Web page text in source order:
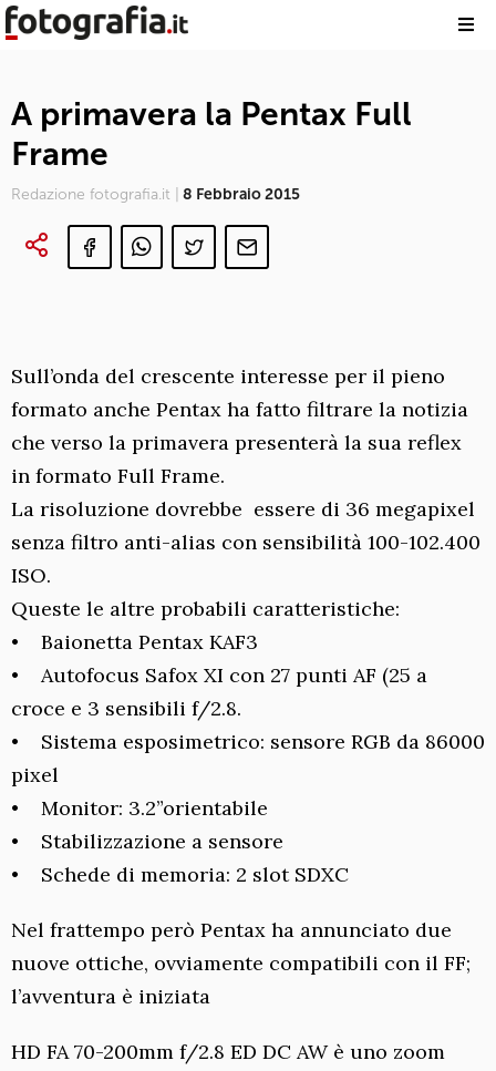
A primavera la Pentax Full
Frame
Redazione fotografia.it | 8 Febbraio 2015
Sull’onda del crescente interesse per il pieno
formato anche Pentax ha fatto filtrare la notizia
che verso la primavera presenterà la sua reflex
in formato Full Frame.
La risoluzione dovrebbe essere di 36 megapixel
senza filtro anti-alias con sensibilità 100-102.400
ISO.
Queste le altre probabili caratteristiche:
• Baionetta Pentax KAF3
• Autofocus Safox XI con 27 punti AF (25 a
croce e 3 sensibili f/2.8.
• Sistema esposimetrico: sensore RGB da 86000
pixel
• Monitor: 3.2”orientabile
• Stabilizzazione a sensore
• Schede di memoria: 2 slot SDXC
Nel frattempo però Pentax ha annunciato due
nuove ottiche, ovviamente compatibili con il FF;
l’avventura è iniziata
HD FA 70-200mm f/2.8 ED DC AW è uno zoom